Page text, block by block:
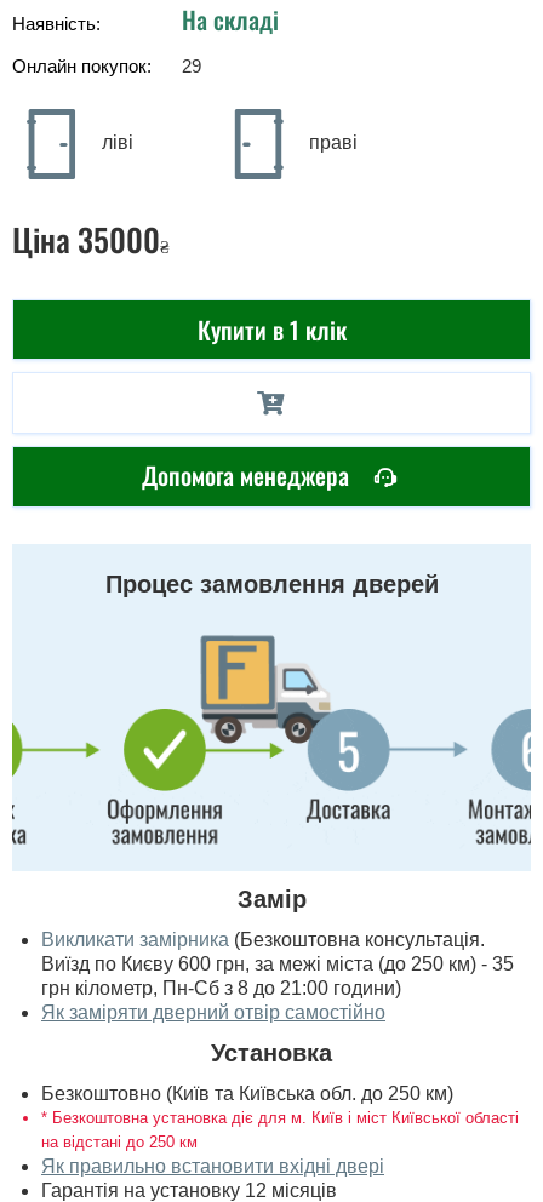
Наявність: На складі
Онлайн покупок: 29
ліві праві
Ціна 35000₴
Купити в 1 клік
Допомога менеджера
Процес замовлення дверей
Замір
Викликати замірника (Безкоштовна консультація.
Виїзд по Києву 600 грн, за межі міста (до 250 км) - 35
грн кілометр, Пн-Сб з 8 до 21:00 години)
Як заміряти дверний отвір самостійно
Установка
Безкоштовно (Київ та Київська обл. до 250 км)
* Безкоштовна установка діє для м. Київ і міст Київської області
на відстані до 250 км
Як правильно встановити вхідні двері
Гарантія на установку 12 місяців